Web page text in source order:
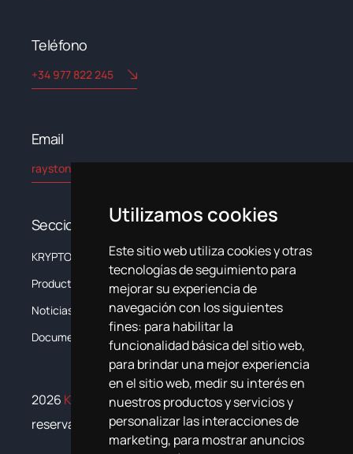
Utilizamos cookies
Este sitio web utiliza cookies y otras
tecnologías de seguimiento para
mejorar su experiencia de
navegación con los siguientes
fines: para habilitar la
funcionalidad básica del sitio web,
para brindar una mejor experiencia
en el sitio web, medir su interés en
nuestros productos y servicios y
personalizar las interacciones de
marketing, para mostrar anuncios
Teléfono
+34 977 822 245
Email​
rayston@kryptonchemical.com
Secciones
KRYPTON
La Empresa
Productos
Sistemas
Noticias
Formación
Documentación
Contacta
2026 Krypton Chemical. Todos los derechos
reservados